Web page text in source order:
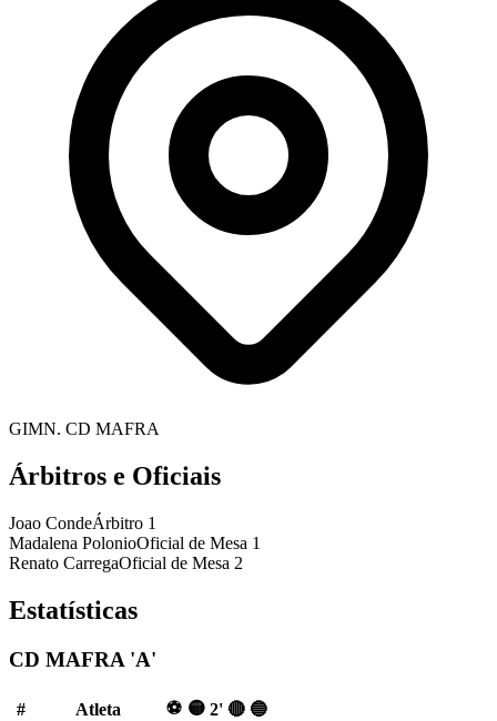
GIMN. CD MAFRA
Árbitros e Oficiais
Joao CondeÁrbitro 1
Madalena PolonioOficial de Mesa 1
Renato CarregaOficial de Mesa 2
Estatísticas
CD MAFRA 'A'
# Atleta ⚽ 🟡 2' 🔴 🔵